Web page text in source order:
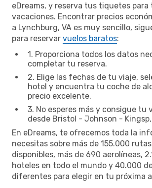
eDreams, y reserva tus tiquetes para
vacaciones. Encontrar precios
a Lynchburg, VA es muy sencillo,
para reservar vuelos baratos:
1. Proporciona todos los datos
completar tu reserva.
2. Elige las fechas de tu viaje,
hotel y encuentra tu coche de
precio excelente.
3. No esperes más y consigue tu
desde Bristol - Johnson -
En eDreams, te ofrecemos toda la
necesitas sobre más de 155.000
disponibles, más de 690 aerolíneas,
hoteles en todo el mundo y 40.000
diferentes para elegir en tu próxima